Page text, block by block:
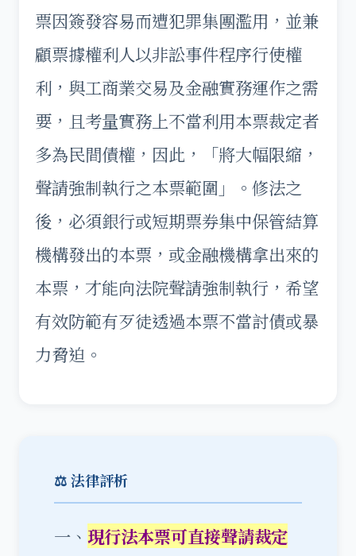
票因簽發容易而遭犯罪集團濫用，並兼
顧票據權利人以非訟事件程序行使權
利，與工商業交易及金融實務運作之需
要，且考量實務上不當利用本票裁定者
多為民間債權，因此，「將大幅限縮，
聲請強制執行之本票範圍」。修法之
後，必須銀行或短期票券集中保管結算
機構發出的本票，或金融機構拿出來的
本票，才能向法院聲請強制執行，希望
有效防範有歹徒透過本票不當討債或暴
力脅迫。
⚖️ 法律評析
一、 現行法本票可直接聲請裁定